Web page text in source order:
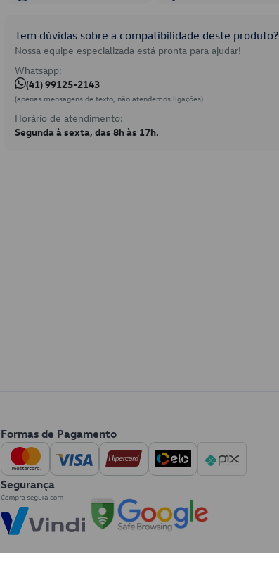
Tem dúvidas sobre a compatibilidade deste produto?
Nossa equipe especializada está pronta para ajudar!
Whatsapp:
(41) 99125-2143
(apenas mensagens de texto, não atendemos ligações)
Horário de atendimento:
Segunda à sexta, das 8h às 17h.
Formas de Pagamento
Segurança